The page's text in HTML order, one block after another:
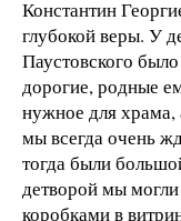
Константин
глубокой веры. У
Паустовского
дорогие, родные
нужное для храма,
мы всегда очень
тогда были
детворой мы
коробками в